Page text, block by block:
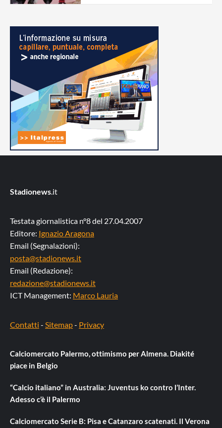
Stadionews.it
Testata giornalistica n°8 del 27.04.2007
Editore: Ignazio Aragona
Email (Segnalazioni):
posta@stadionews.it
Email (Redazione):
redazione@stadionews.it
ICT Management: Marco Lauria
Contatti - Sitemap- Privacy
Calciomercato Palermo, ottimismo per Almena. Diakité
piace in Belgio
“Calcio italiano” in Australia: Juventus ko contro l’Inter.
Adesso c’è il Palermo
Calciomercato Serie B: Pisa e Catanzaro scatenati. Il Verona